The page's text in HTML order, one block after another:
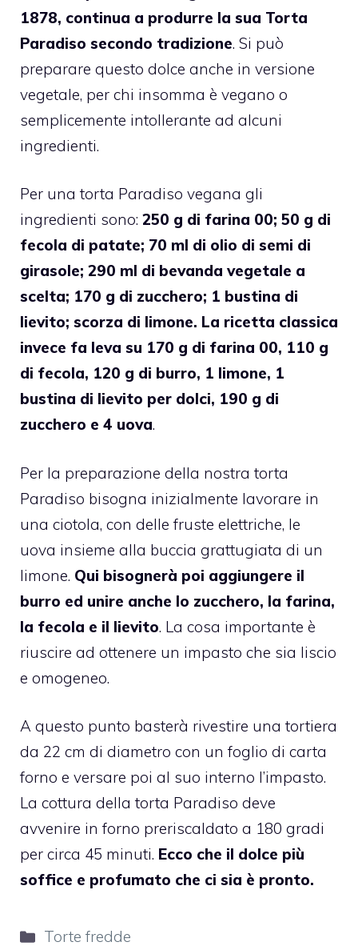
1878, continua a produrre la sua Torta
Paradiso secondo tradizione. Si può
preparare questo dolce anche in versione
vegetale, per chi insomma è vegano o
semplicemente intollerante ad alcuni
ingredienti.
Per una torta Paradiso vegana gli
ingredienti sono: 250 g di farina 00; 50 g di
fecola di patate; 70 ml di olio di semi di
girasole; 290 ml di bevanda vegetale a
scelta; 170 g di zucchero; 1 bustina di
lievito; scorza di limone. La ricetta classica
invece fa leva su 170 g di farina 00, 110 g
di fecola, 120 g di burro, 1 limone, 1
bustina di lievito per dolci, 190 g di
zucchero e 4 uova.
Per la preparazione della nostra torta
Paradiso bisogna inizialmente lavorare in
una ciotola, con delle fruste elettriche, le
uova insieme alla buccia grattugiata di un
limone. Qui bisognerà poi aggiungere il
burro ed unire anche lo zucchero, la farina,
la fecola e il lievito. La cosa importante è
riuscire ad ottenere un impasto che sia liscio
e omogeneo.
A questo punto basterà rivestire una tortiera
da 22 cm di diametro con un foglio di carta
forno e versare poi al suo interno l’impasto.
La cottura della torta Paradiso deve
avvenire in forno preriscaldato a 180 gradi
per circa 45 minuti. Ecco che il dolce più
soffice e profumato che ci sia è pronto.
Categorie
Torte fredde